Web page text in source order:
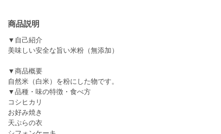
商品説明
▼自己紹介
美味しい安全な旨い米粉（無添加）
▼商品概要
自然米（白米）を粉にした物です。
▼品種・味の特徴・食べ方
コシヒカリ
お好み焼き
天ぷらの衣